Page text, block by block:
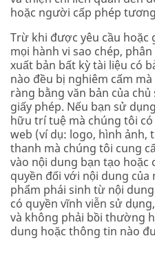
hoặc người cấp phép
Trừ khi được yêu cầu
mọi hành vi sao chép,
xuất bản bất kỳ tài liệu có
nào đều bị nghiêm cấm
ràng bằng văn bản của
giấy phép. Nếu bạn sử
hữu trí tuệ mà chúng tôi
web (ví dụ: logo, hình ảnh,
thanh mà chúng tôi cung
vào nội dung bạn tạo hoặc
quyền đối với nội dung của
phẩm phái sinh từ nội
có quyền vĩnh viễn sử
và không phải bồi thường
dung hoặc thông tin nào